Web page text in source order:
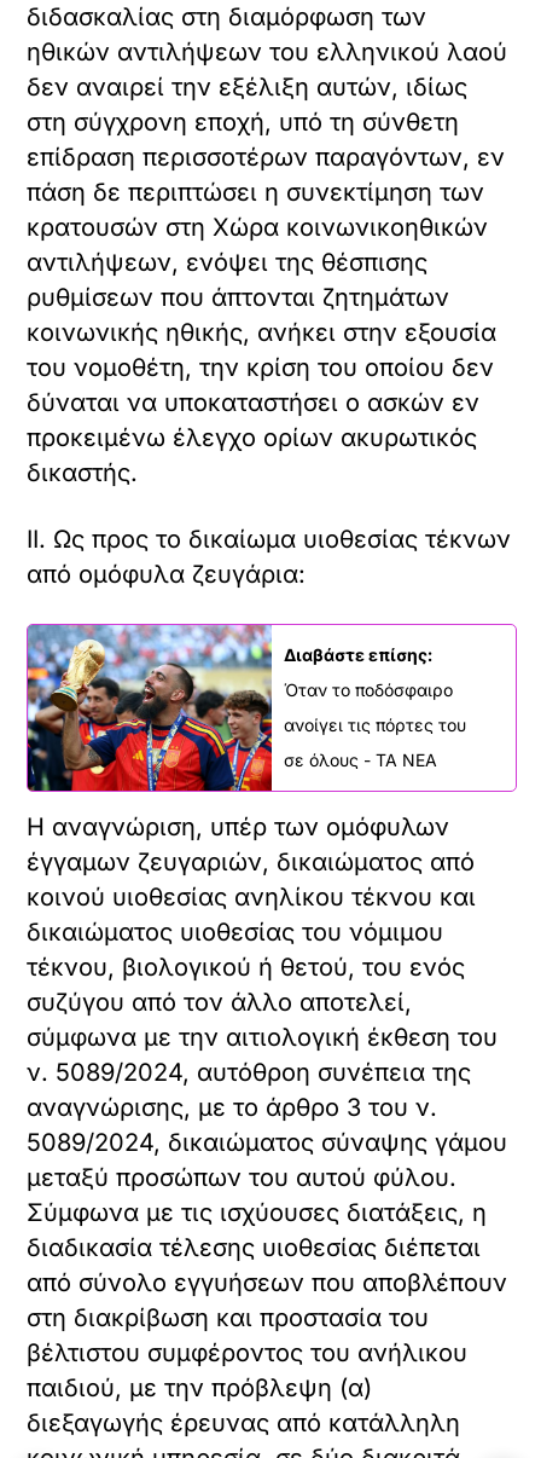
διδασκαλίας στη διαμόρφωση των
ηθικών αντιλήψεων του ελληνικού λαού
δεν αναιρεί την εξέλιξη αυτών, ιδίως
στη σύγχρονη εποχή, υπό τη σύνθετη
επίδραση περισσοτέρων παραγόντων, εν
πάση δε περιπτώσει η συνεκτίμηση των
κρατουσών στη Χώρα κοινωνικοηθικών
αντιλήψεων, ενόψει της θέσπισης
ρυθμίσεων που άπτονται ζητημάτων
κοινωνικής ηθικής, ανήκει στην εξουσία
του νομοθέτη, την κρίση του οποίου δεν
δύναται να υποκαταστήσει ο ασκών εν
προκειμένω έλεγχο ορίων ακυρωτικός
δικαστής.
ΙΙ. Ως προς το δικαίωμα υιοθεσίας τέκνων
από ομόφυλα ζευγάρια:
Διαβάστε επίσης:
Όταν το ποδόσφαιρο
ανοίγει τις πόρτες του
σε όλους - ΤΑ ΝΕΑ
Η αναγνώριση, υπέρ των ομόφυλων
έγγαμων ζευγαριών, δικαιώματος από
κοινού υιοθεσίας ανηλίκου τέκνου και
δικαιώματος υιοθεσίας του νόμιμου
τέκνου, βιολογικού ή θετού, του ενός
συζύγου από τον άλλο αποτελεί,
σύμφωνα με την αιτιολογική έκθεση του
ν. 5089/2024, αυτόθροη συνέπεια της
αναγνώρισης, με το άρθρο 3 του ν.
5089/2024, δικαιώματος σύναψης γάμου
μεταξύ προσώπων του αυτού φύλου.
Σύμφωνα με τις ισχύουσες διατάξεις, η
διαδικασία τέλεσης υιοθεσίας διέπεται
από σύνολο εγγυήσεων που αποβλέπουν
στη διακρίβωση και προστασία του
βέλτιστου συμφέροντος του ανήλικου
παιδιού, με την πρόβλεψη (α)
διεξαγωγής έρευνας από κατάλληλη